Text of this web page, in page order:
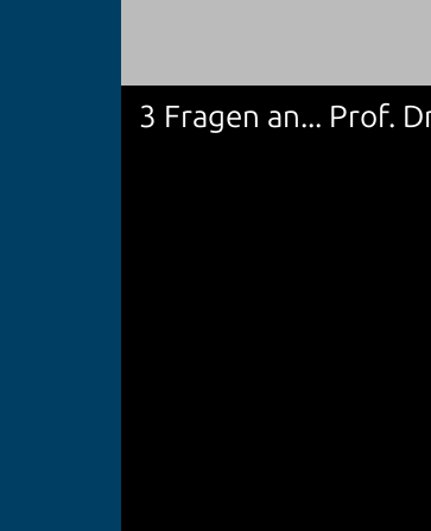
3 Fragen an... Prof.